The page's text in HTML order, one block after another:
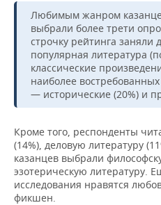
ТАТАРСТАНА
ИНВЕСТИЦИИ
НЕФТЕХИМИЯ
НЕФТЬ
ОПК
ЭНЕРГЕТИКА
НОВОСТИ БИЗНЕСА
РОЗНИЧНАЯ ТОРГОВЛЯ
ТРАНСПОРТ
ТЕХНОЛОГИИ
НОВОСТИ ТЕХНОЛОГИЙ
ТЕЛЕКОММУНИКАЦИИ
МЕРОПРИЯТИЯ
НОВОСТИ МЕРОПРИЯТИЙ
БИЗНЕС-БРАНЧИ
ONLINE-КОНФЕРЕНЦИИ
СПОРТ
ФУТБОЛ
ХОККЕЙ
НОВОСТИ ОБЩЕСТВА
ВЛАСТЬ
ФОТОГАЛЕРЕЯ
СЮЖЕТЫ
Любимым жанром
выбрали более трети
строчку рейтинга заняли
популярная литература
классические
наиболее
— исторические (20%) и
Кроме того, респонденты
(14%), деловую литературу
казанцев выбрали
эзотерическую литературу.
исследования нравятся
фикшен.